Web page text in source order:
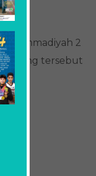
2
ajang tersebut